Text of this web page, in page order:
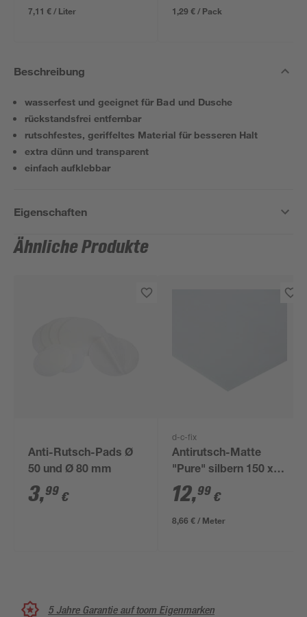
7,11 € / Liter
1,29 € / Pack
Beschreibung
wasserfest und geeignet für Bad und Dusche
rückstandsfrei entfernbar
rutschfestes, geriffeltes Material für besseren Halt
extra dünn und transparent
einfach aufklebbar
Eigenschaften
Ähnliche Produkte
Anti-Rutsch-Pads Ø
50 und Ø 80 mm
3,99 €
d-c-fix
Antirutsch-Matte
"Pure" silbern 150 x
30 cm
12,99 €
8,66 € / Meter
5 Jahre Garantie auf toom Eigenmarken